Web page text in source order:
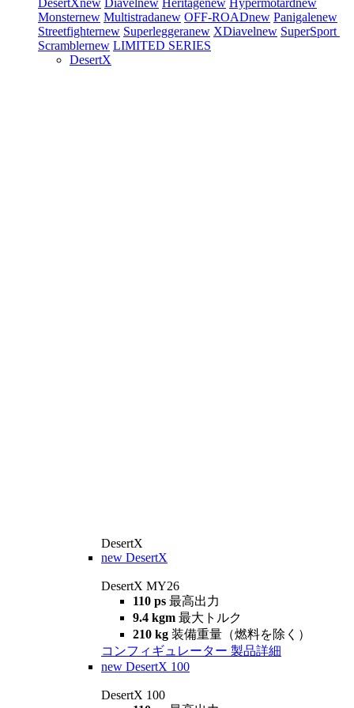
DesertXnew Diavelnew Heritagenew Hypermotardnew
Monsternew Multistradanew OFF-ROADnew Panigalenew
Streetfighternew Superleggeranew XDiavelnew SuperSport
Scramblernew LIMITED SERIES
DesertX
DesertX
new DesertX
DesertX MY26
110 ps 最高出力
9.4 kgm 最大トルク
210 kg 装備重量（燃料を除く）
コンフィギュレーター 製品詳細
new DesertX 100
DesertX 100